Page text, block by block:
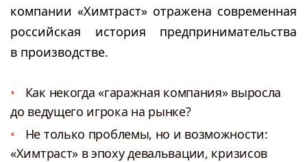
компании «Химтраст» отражена современная
российская история предпринимательства
в производстве.
Как некогда «гаражная компания» выросла
до ведущего игрока на рынке?
Не только проблемы, но и возможности:
«Химтраст» в эпоху девальвации, кризисов